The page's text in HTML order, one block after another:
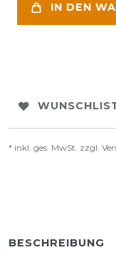
IN DEN
* inkl. ges. MwSt. zzgl.
BESCHREIBUNG